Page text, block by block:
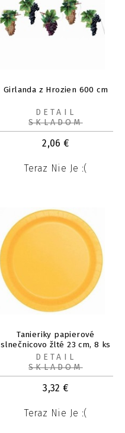
Girlanda z Hrozien 600 cm
2,06 €
Teraz Nie Je :(
DETAIL
SKLADOM
Tanieriky papierové
slnečnicovo žlté 23 cm, 8 ks
3,32 €
Teraz Nie Je :(
DETAIL
SKLADOM